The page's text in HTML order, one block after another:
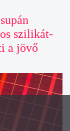
szilikát-
a jövő